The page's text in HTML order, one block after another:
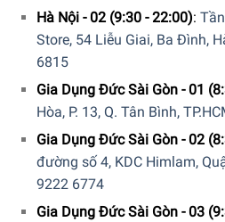
Hệ thống các khay kệ của tủ
Ngăn lạnh
Dung tích ngăn lạnh lớn đến
được trong phạm vi+3 °C đến +9
trên của ngăn lạnh với 5 kệ có
dàng và 1 kệ có thể gập gọn
lưu trữ để bạn xếp thực phẩm
mình.
Hà Nội - 02 (9:30 - 22:00):
Store, 54 Liễu Giai, Ba Đình,
6815
Gia Dụng Đức Sài Gòn - 01
Hòa, P. 13, Q. Tân Bình,
Gia Dụng Đức Sài Gòn - 02
đường số 4, KDC Himlam,
9222 6774
Gia Dụng Đức Sài Gòn - 03